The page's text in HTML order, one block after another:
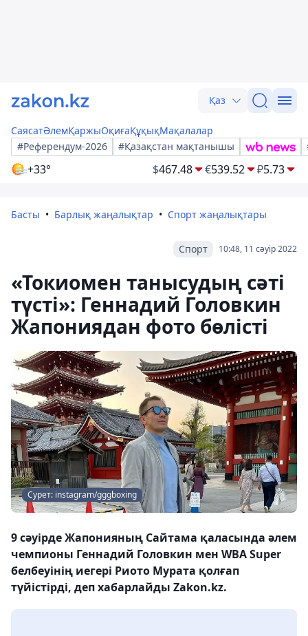
Қаз
СаясатӘлемҚаржыОқиғаҚұқықМақалалар
#Референдум-2026
#Қазақстан мақтанышы
+33° $467.48 €539.52 ₽5.73
Басты Барлық жаңалықтар Спорт жаңалықтары
10:48, 11 сәуір 2022
Спорт
«Токиомен танысудың сәті
түсті»: Геннадий Головкин
Жапониядан фото бөлісті
Сурет: instagram/gggboxing
9 сәуірде Жапонияның Сайтама қаласында әлем
чемпионы Геннадий Головкин мен WBA Super
белбеуінің иегері Риото Мурата қолғап
түйістірді, деп хабарлайды Zakon.kz.